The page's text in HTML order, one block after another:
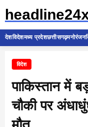
देशविदेशमध्य प्रदेशछत्तीसगढ़मनोरंजन
विदेश
पाकिस्तान में
चौकी पर